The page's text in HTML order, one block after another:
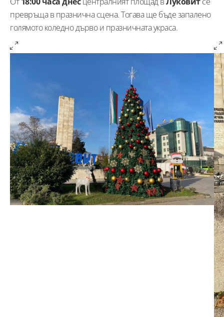
превръща в празнична сцена. Тогава ще бъде запалено
голямото коледно дърво и празничната украса.